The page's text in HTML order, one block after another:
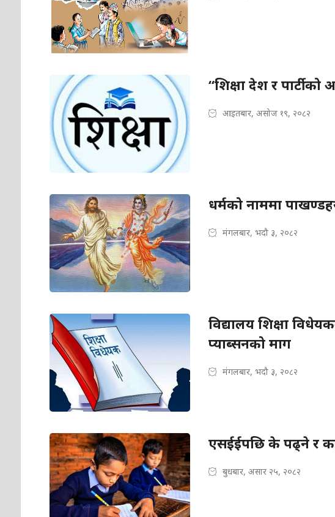
“शिक्षा देश र पार्टीको
आइतबार, असोज १९, २०८२
धर्मको नाममा
मंगलबार, भदौ ३, २०८२
विद्यालय शिक्षा
प्याब्सनको माग
मंगलबार, भदौ ३, २०८२
एसईईपछि के पढ्ने र
बुधबार, असार २५, २०८२